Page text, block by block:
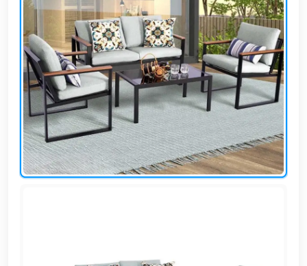
أثاث
الحيوانات
أدوات
نظافة
EN
تسجيل